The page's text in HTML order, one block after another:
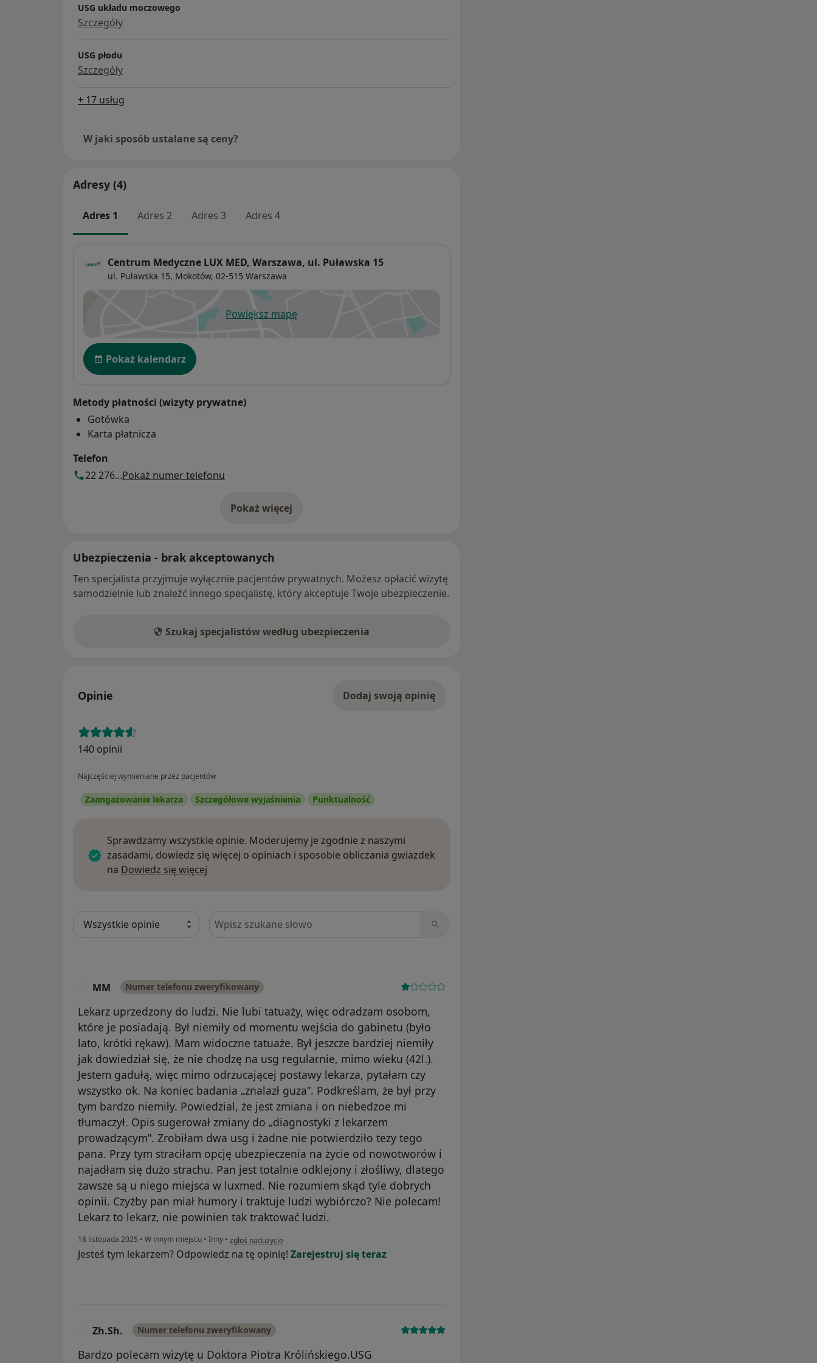
USG układu moczowego
Szczegóły
USG płodu
Szczegóły
+ 17 usług
W jaki sposób ustalane są ceny?
Adresy (4)
Adres 1 Adres 2 Adres 3 Adres 4
Centrum Medyczne LUX MED, Warszawa, ul. Puławska 15
ul. Puławska 15, Mokotów, 02-515 Warszawa
Powiększ mapęotwiera się w nowej karcie
Dostępność
Pokaż kalendarz
Metody płatności (wizyty prywatne)
Gotówka
Karta płatnicza
Telefon
22 276...Pokaż numer telefonu
Pokaż więcej
o adresie
Ubezpieczenia - brak akceptowanych
Ten specjalista przyjmuje wyłącznie pacjentów prywatnych. Możesz opłacić wizytę
samodzielnie lub znaleźć innego specjalistę, który akceptuje Twoje ubezpieczenie.
Szukaj specjalistów według ubezpieczenia
Opinie Dodaj swoją opinię
140 opinii
Najczęściej wymieniane przez pacjentów
Zaangażowanie lekarza Szczegółowe wyjaśnienia Punktualność
Sprawdzamy wszystkie opinie. Moderujemy je zgodnie z naszymi
zasadami, dowiedz się więcej o opiniach i sposobie obliczania gwiazdek
na Dowiedz się więcej
Szukaj w opiniach
MM Numer telefonu zweryfikowany
Lekarz uprzedzony do ludzi. Nie lubi tatuaży, więc odradzam osobom,
które je posiadają. Był niemiły od momentu wejścia do gabinetu (było
lato, krótki rękaw). Mam widoczne tatuaże. Był jeszcze bardziej niemiły
jak dowiedział się, że nie chodzę na usg regularnie, mimo wieku (42l.).
Jestem gadułą, więc mimo odrzucającej postawy lekarza, pytałam czy
wszystko ok. Na koniec badania „znalazł guza”. Podkreślam, że był przy
tym bardzo niemiły. Powiedzial, że jest zmiana i on niebedzoe mi
tłumaczył. Opis sugerował zmiany do „diagnostyki z lekarzem
prowadzącym”. Zrobiłam dwa usg i żadne nie potwierdziło tezy tego
pana. Przy tym straciłam opcję ubezpieczenia na życie od nowotworów i
najadłam się dużo strachu. Pan jest totalnie odklejony i złośliwy, dlatego
zawsze są u niego miejsca w luxmed. Nie rozumiem skąd tyle dobrych
opinii. Czyżby pan miał humory i traktuje ludzi wybiórczo? Nie polecam!
Lekarz to lekarz, nie powinien tak traktować ludzi.
18 listopada 2025 • W innym miejscu • Inny • w opinii użytkownika MM
zgłoś nadużycie
Jesteś tym lekarzem? Odpowiedz na tę opinię! Zarejestruj się teraz
Zh.Sh. Numer telefonu zweryfikowany
Bardzo polecam wizytę u Doktora Piotra Królińskiego.USG